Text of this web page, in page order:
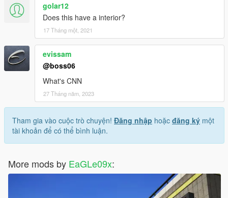
golar12
Does this have a interior?
17 Tháng một, 2021
evissam
@boss06
What's CNN
27 Tháng năm, 2023
Tham gia vào cuộc trò chuyện! Đăng nhập hoặc đăng ký một
tài khoản để có thể bình luận.
More mods by EaGLe09x: